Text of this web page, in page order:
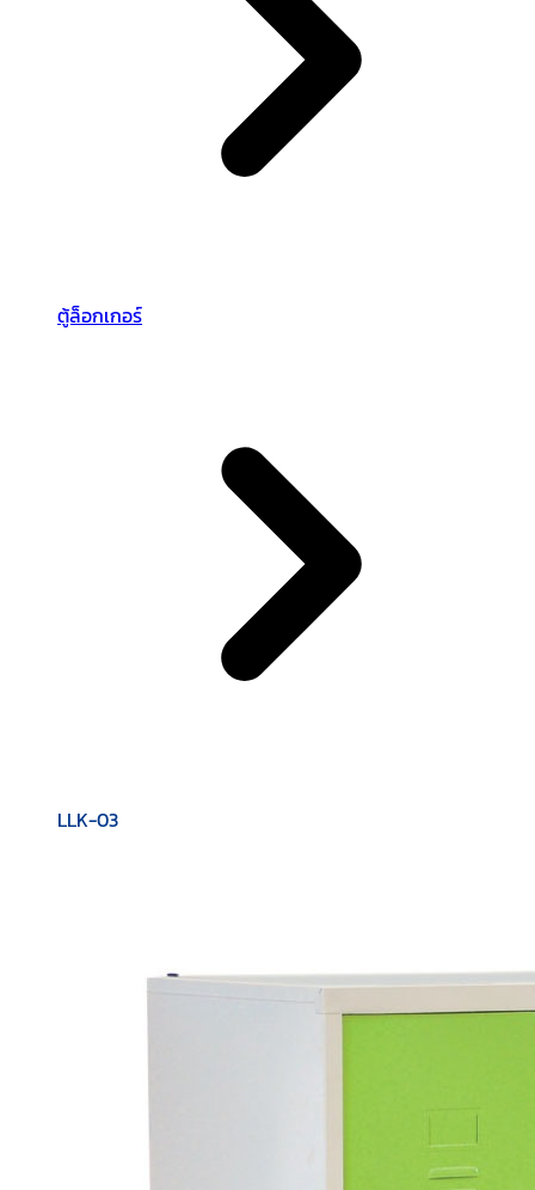
ตู้ล็อกเกอร์
LLK-03